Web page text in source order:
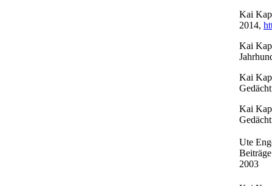
Kai
2014,
Kai
Kai
Kai
Ute
2003